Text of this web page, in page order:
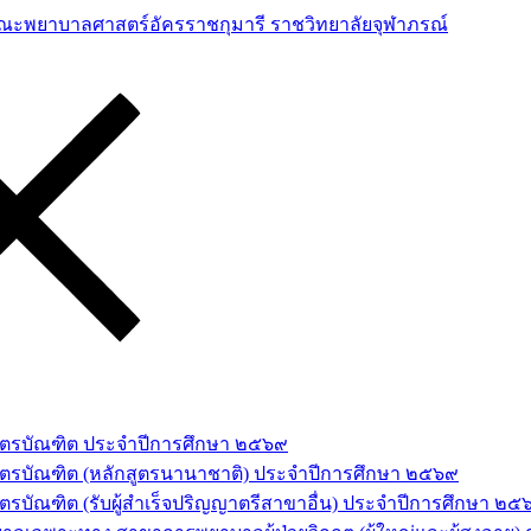
รบัณฑิต ประจำปีการศึกษา ๒๕๖๙
รบัณฑิต (หลักสูตรนานาชาติ) ประจำปีการศึกษา ๒๕๖๙
รบัณฑิต (รับผู้สำเร็จปริญญาตรีสาขาอื่น) ประจำปีการศึกษา ๒๕